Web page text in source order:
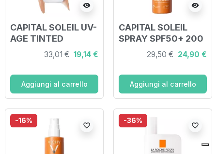
visibility
CAPITAL SOLEIL UV-
AGE TINTED
SPF50+ 40 ML
33,01 € 19,14 €
Aggiungi al carrello
visibility
CAPITAL SOLEIL
SPRAY SPF50+ 200
29,50 € 24,90 €
Aggiungi al carrello
-16%
favorite_border
-36%
favorite_border